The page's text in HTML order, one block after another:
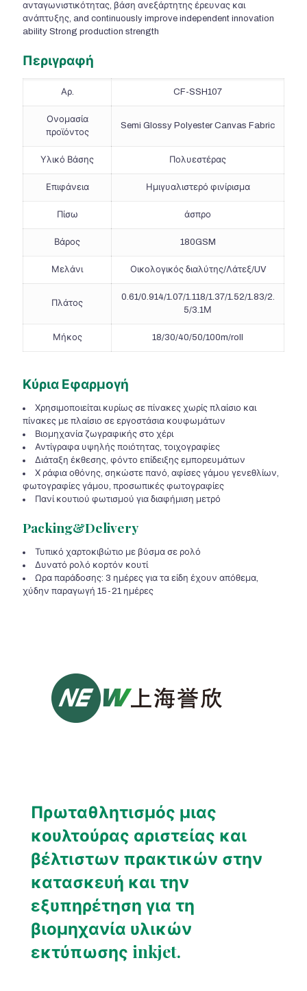
ανταγωνιστικότητας, βάση ανεξάρτητης έρευνας και
ανάπτυξης, and continuously improve independent innovation
ability Strong production strength
Περιγραφή
Αρ. CF-SSH107
Ονομασία
προϊόντος
Semi Glossy Polyester Canvas Fabric
Υλικό Βάσης Πολυεστέρας
Επιφάνεια Ημιγυαλιστερό φινίρισμα
Πίσω άσπρο
Βάρος 180GSM
Μελάνι Οικολογικός διαλύτης/Λάτεξ/UV
Πλάτος
0.61/0.914/1.07/1.118/1.37/1.52/1.83/2.
5/3.1Μ
Μήκος 18/30/40/50/100m/roll
Κύρια Εφαρμογή
Χρησιμοποιείται κυρίως σε πίνακες χωρίς πλαίσιο και
πίνακες με πλαίσιο σε εργοστάσια κουφωμάτων
Βιομηχανία ζωγραφικής στο χέρι
Αντίγραφα υψηλής ποιότητας, τοιχογραφίες
Διάταξη έκθεσης, φόντο επίδειξης εμπορευμάτων
Χ ράφια οθόνης, σηκώστε πανό, αφίσες γάμου γενεθλίων,
φωτογραφίες γάμου, προσωπικές φωτογραφίες
Πανί κουτιού φωτισμού για διαφήμιση μετρό
Packing&Delivery
Τυπικό χαρτοκιβώτιο με βύσμα σε ρολό
Δυνατό ρολό κορτόν κουτί
Ωρα παράδοσης: 3 ημέρες για τα είδη έχουν απόθεμα,
χύδην παραγωγή 15-21 ημέρες
Πρωταθλητισμός μιας
κουλτούρας αριστείας και
βέλτιστων πρακτικών στην
κατασκευή και την
εξυπηρέτηση για τη
βιομηχανία υλικών
εκτύπωσης inkjet.